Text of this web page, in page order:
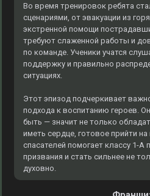
Во время тренировок ребята
сценариями, от эвакуации из
экстренной помощи
требуют слаженной работы и
по команде. Ученики учатся
поддержку и правильно
ситуациях.
Этот эпизод подчеркивает
подхода к воспитанию героев.
быть — значит не только
иметь сердце, готовое прийти
спасателей помогает классу 1-
призвания и стать сильнее не
духовно.